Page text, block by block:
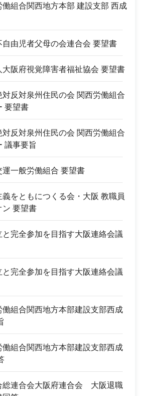
組合関西地方本部 建設支部 西成
自由児者父母の会連合会 要望書
大阪府視覚障害者福祉協会 要望書
対反対泉州住民の会 関西労働組合
要望書
対反対泉州住民の会 関西労働組合
議事要旨
運一般労働組合 要望書
をともにつくる会・大阪 教職員
ン 要望書
と完全参加を目指す大阪連絡会議
と完全参加を目指す大阪連絡会議
働組合関西地方本部建設支部西成
働組合関西地方本部建設支部西成
総連合会大阪府連合会 大阪退職